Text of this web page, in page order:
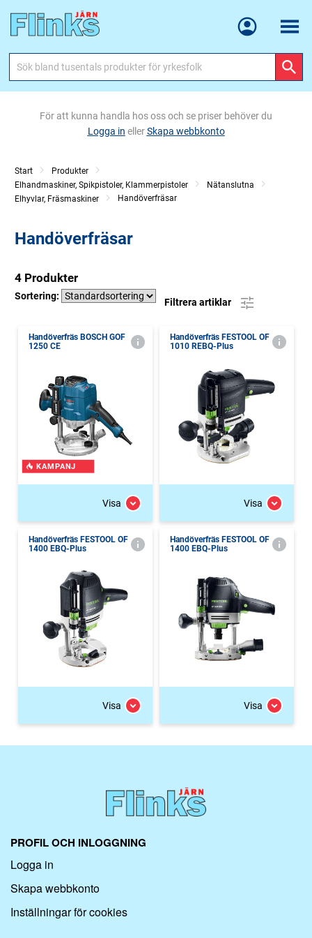
Meny
För att kunna handla hos oss och se priser behöver du
Logga in ellerSkapa webbkonto
Start
Produkter
Elhandmaskiner, Spikpistoler, Klammerpistoler
Nätanslutna
Elhyvlar, Fräsmaskiner
Handöverfräsar
Handöverfräsar
4 Produkter
Sortering:
Filtrera artiklar
Handöverfräs BOSCH GOF
1250 CE
KAMPANJ
Visa
Handöverfräs FESTOOL OF
1010 REBQ-Plus
Visa
Handöverfräs FESTOOL OF
1400 EBQ-Plus
Visa
Handöverfräs FESTOOL OF
1400 EBQ-Plus
Visa
PROFIL OCH INLOGGNING
Logga in
Skapa webbkonto
Inställningar för cookies